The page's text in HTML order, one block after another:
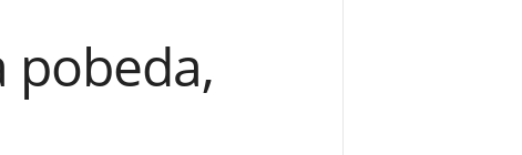
pobeda,